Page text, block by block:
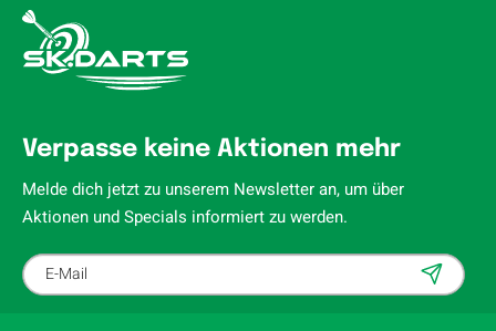
Verpasse keine Aktionen mehr
Melde dich jetzt zu unserem Newsletter an, um über
Aktionen und Specials informiert zu werden.